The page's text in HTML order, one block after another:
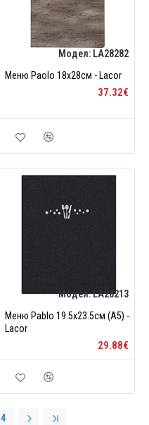
Модел: LA28282
Меню Paolo 18x28см - Lacor
37.32€
Модел:LA28213
Меню Pablo 19.5x23.5см (A5) -
Lacor
29.88€
4